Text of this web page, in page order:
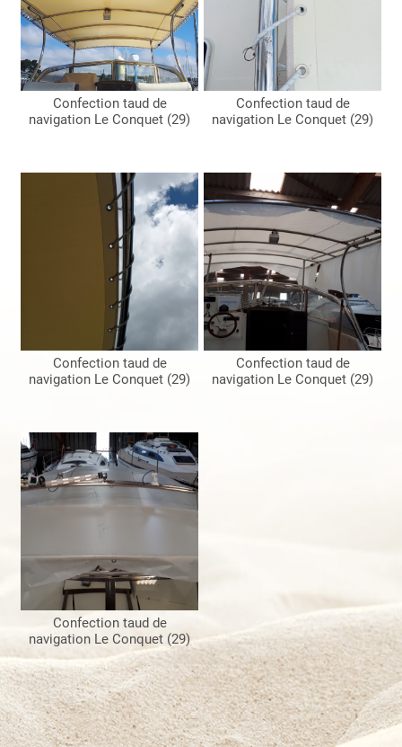
Confection taud de
navigation Le Conquet (29)
Confection taud de
navigation Le Conquet (29)
Confection taud de
navigation Le Conquet (29)
Confection taud de
navigation Le Conquet (29)
Confection taud de
navigation Le Conquet (29)